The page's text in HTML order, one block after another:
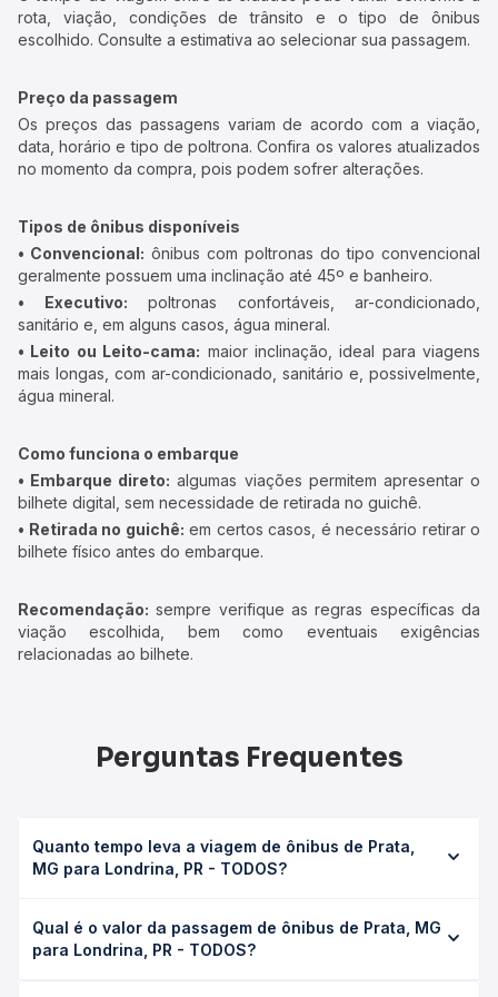
rota, viação, condições de trânsito e o tipo de ônibus
escolhido. Consulte a estimativa ao selecionar sua passagem.
Preço da passagem
Os preços das passagens variam de acordo com a viação,
data, horário e tipo de poltrona. Confira os valores atualizados
no momento da compra, pois podem sofrer alterações.
Tipos de ônibus disponíveis
• Convencional: ônibus com poltronas do tipo convencional
geralmente possuem uma inclinação até 45º e banheiro.
• Executivo: poltronas confortáveis, ar-condicionado,
sanitário e, em alguns casos, água mineral.
• Leito ou Leito-cama: maior inclinação, ideal para viagens
mais longas, com ar-condicionado, sanitário e, possivelmente,
água mineral.
Como funciona o embarque
• Embarque direto: algumas viações permitem apresentar o
bilhete digital, sem necessidade de retirada no guichê.
• Retirada no guichê: em certos casos, é necessário retirar o
bilhete físico antes do embarque.
Recomendação: sempre verifique as regras específicas da
viação escolhida, bem como eventuais exigências
relacionadas ao bilhete.
Perguntas Frequentes
Quanto tempo leva a viagem de ônibus de Prata,
MG para Londrina, PR - TODOS?
TODOS leva em média 10h 57min, podendo variar
conforme a viação, o tipo de serviço (convencional,
Qual é o valor da passagem de ônibus de Prata, MG
para Londrina, PR - TODOS?